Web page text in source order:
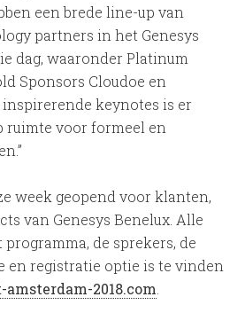
een brede line-up van
partners in het Genesys
dag, waaronder Platinum
Sponsors Cloudoe en
keynotes is er
ruimte voor formeel en
week geopend voor klanten,
van Genesys Benelux. Alle
de sprekers, de
en registratie optie is te vinden
2018.com